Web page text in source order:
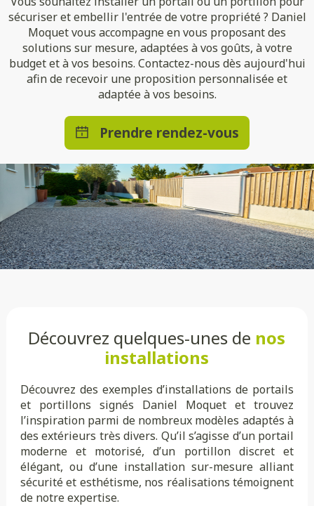
sécuriser et embellir l'entrée de votre propriété ? Daniel
Moquet vous accompagne en vous proposant des
solutions sur mesure, adaptées à vos goûts, à votre
budget et à vos besoins. Contactez-nous dès aujourd'hui
afin de recevoir une proposition personnalisée et
adaptée à vos besoins.
Prendre rendez-vous
Découvrez quelques-unes de nos
installations
Découvrez des exemples d’installations de portails
et portillons signés Daniel Moquet et trouvez
l’inspiration parmi de nombreux modèles adaptés à
des extérieurs très divers. Qu’il s’agisse d’un portail
moderne et motorisé, d’un portillon discret et
élégant, ou d’une installation sur-mesure alliant
sécurité et esthétisme, nos réalisations témoignent
de notre expertise.